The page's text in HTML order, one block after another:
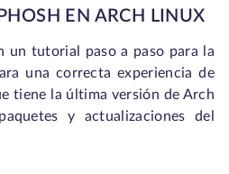
EN ARCH LINUX
un tutorial paso a paso para la
una correcta experiencia de
tiene la última versión de Arch
y actualizaciones del